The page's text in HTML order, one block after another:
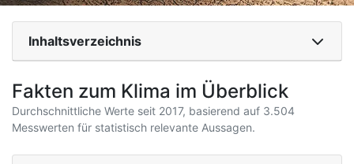
Inhaltsverzeichnis
Fakten zum Klima im Überblick
Durchschnittliche Werte seit 2017, basierend auf 3.504
Messwerten für statistisch relevante Aussagen.